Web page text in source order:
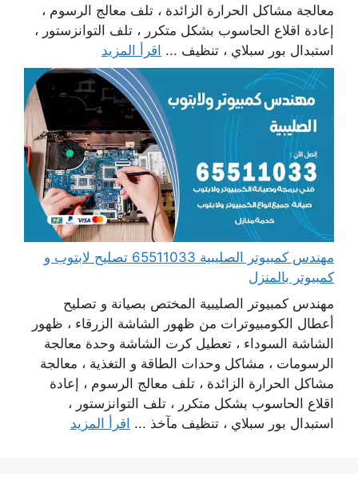
معالجة مشاكل الحرارة الزائدة ، تلف معالج الرسوم ،
إعادة اقلاع الحاسوب بشكل متكرر ، تلف التوانزستور ،
استبدال بور سبلاي ، تنظيف ... اقرأ المزيد
مهندس كمبيوتر الصليبية 65511033 تصليح لابتوب و
كمبيوتر بالمنزل
مهندس كمبيوتر الصليبية المختص بصيانة و تصليح
أعطال الكومبيوترات من ظهور الشاشة الزرقاء ، ظهور
الشاشة السوداء ، تعطيل كرت الشاشة وحدة معالجة
الرسومات ، مشاكل وحدات الطاقة و التغذية ، معالجة
مشاكل الحرارة الزائدة ، تلف معالج الرسوم ، إعادة
اقلاع الحاسوب بشكل متكرر ، تلف التوانزستور ،
استبدال بور سبلاي ، تنظيف مآخذ ... اقرأ المزيد